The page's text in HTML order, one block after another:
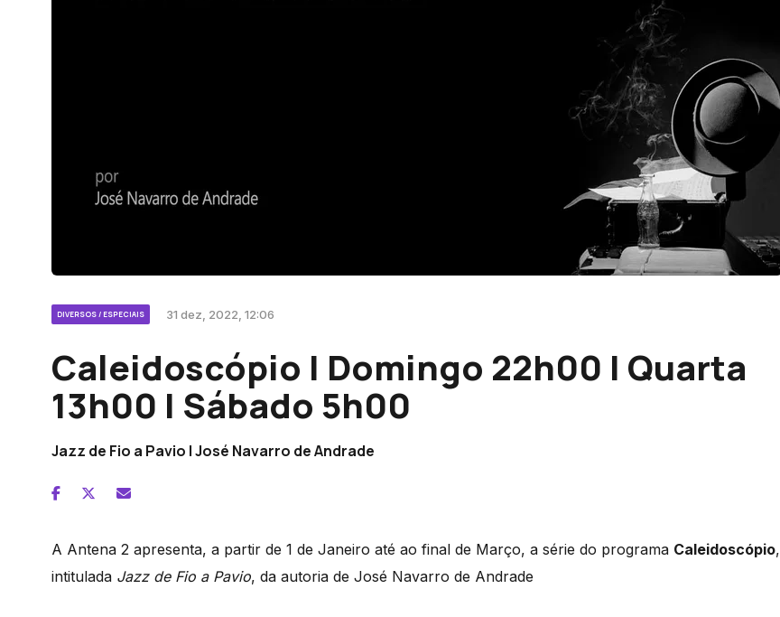
DIVERSOS / ESPECIAIS 31 dez, 2022, 12:06
Caleidoscópio | Domingo 22h00 | Quarta
13h00 | Sábado 5h00
Jazz de Fio a Pavio | José Navarro de Andrade
A Antena 2 apresenta, a partir de 1 de Janeiro até ao final de Março, a série do programa Caleidoscópio,
intitulada Jazz de Fio a Pavio, da autoria de José Navarro de Andrade